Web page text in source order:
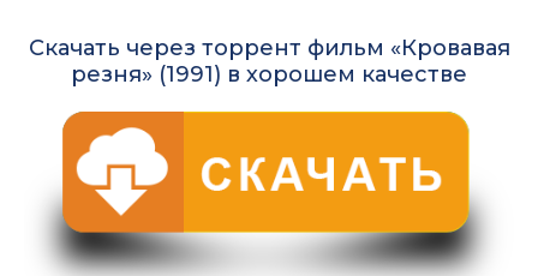
Скачать через торрент фильм «Кровавая
резня» (1991) в хорошем качестве